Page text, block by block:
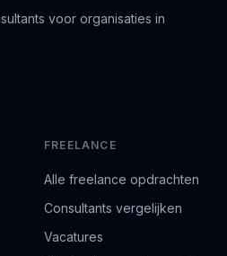
voor organisaties in
FREELANCE
Alle freelance opdrachten
Consultants vergelijken
Vacatures